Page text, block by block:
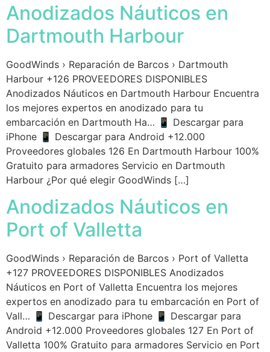
Anodizados Náuticos en
Dartmouth Harbour
GoodWinds › Reparación de Barcos › Dartmouth
Harbour +126 PROVEEDORES DISPONIBLES
Anodizados Náuticos en Dartmouth Harbour Encuentra
los mejores expertos en anodizado para tu
embarcación en Dartmouth Ha… 📱 Descargar para
iPhone 📱 Descargar para Android +12.000
Proveedores globales 126 En Dartmouth Harbour 100%
Gratuito para armadores Servicio en Dartmouth
Harbour ¿Por qué elegir GoodWinds […]
Anodizados Náuticos en
Port of Valletta
GoodWinds › Reparación de Barcos › Port of Valletta
+127 PROVEEDORES DISPONIBLES Anodizados
Náuticos en Port of Valletta Encuentra los mejores
expertos en anodizado para tu embarcación en Port of
Vall… 📱 Descargar para iPhone 📱 Descargar para
Android +12.000 Proveedores globales 127 En Port of
Valletta 100% Gratuito para armadores Servicio en Port